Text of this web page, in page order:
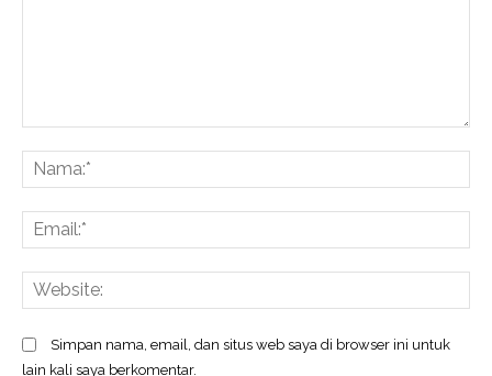
Simpan nama, email, dan situs web saya di browser ini untuk
lain kali saya berkomentar.